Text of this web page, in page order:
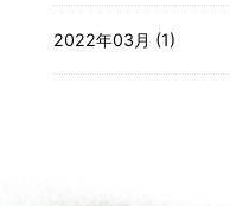
2022年03月 (1)